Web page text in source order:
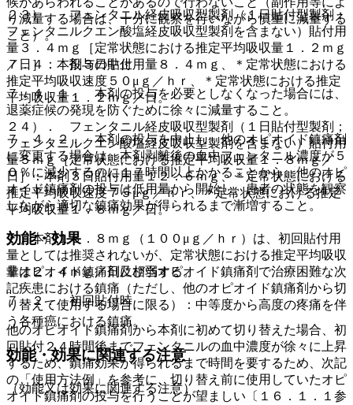
り減量する場合は、十分に観察を行いながら慎重に減量する
こと）。
７．４． 投与の中止
７．４．１． 本剤の投与を必要としなくなった場合には、
退薬症候の発現を防ぐために徐々に減量すること。
７．４．２． 本剤の投与を中止し、他のオピオイド鎮痛剤
に変更する場合は、本剤剥離後の血中フェンタニル濃度が５
０％に減少するのに１７時間以上かかることから、他のオピ
オイド鎮痛剤の投与は低用量から開始し、患者の状態を観察
しながら適切な鎮痛効果が得られるまで漸増すること。
効能・効果
非オピオイド鎮痛剤及び弱オピオイド鎮痛剤で治療困難な次
記疾患における鎮痛（ただし、他のオピオイド鎮痛剤から切
り替えて使用する場合に限る）：中等度から高度の疼痛を伴
う各種癌における鎮痛。
効能・効果に関連する注意
（効能又は効果に関連する注意）
２３）． フェンタニル経皮吸収型製剤（１日貼付型製剤；
フェンタニルクエン酸塩経皮吸収型製剤を含まない）貼付用
量３．４ｍｇ［定常状態における推定平均吸収量１．２ｍｇ
／日］：本剤３日貼付用量８．４ｍｇ、＊定常状態における
推定平均吸収速度５０μｇ／ｈｒ、＊定常状態における推定
平均吸収量１．２ｍｇ／日。
２４）． フェンタニル経皮吸収型製剤（１日貼付型製剤；
フェンタニルクエン酸塩経皮吸収型製剤を含まない）貼付用
量５ｍｇ［定常状態における推定平均吸収量１．８ｍｇ／
日］：本剤３日貼付用量１２．６ｍｇ、＊定常状態における
推定平均吸収速度７５μｇ／ｈｒ、＊定常状態における推定
平均吸収量１．８ｍｇ／日。
＊）本剤１６．８ｍｇ（１００μｇ／ｈｒ）は、初回貼付用
量としては推奨されないが、定常状態における推定平均吸収
量は２．４ｍｇ／日に相当する。
７．２． 初回貼付時
他のオピオイド鎮痛剤から本剤に初めて切り替えた場合、初
回貼付２４時間後までフェンタニルの血中濃度が徐々に上昇
するため、鎮痛効果が得られるまで時間を要するため、次記
の「使用方法例」を参考に、切り替え前に使用していたオピ
オイド鎮痛剤の投与を行うことが望ましい〔１６．１．１参